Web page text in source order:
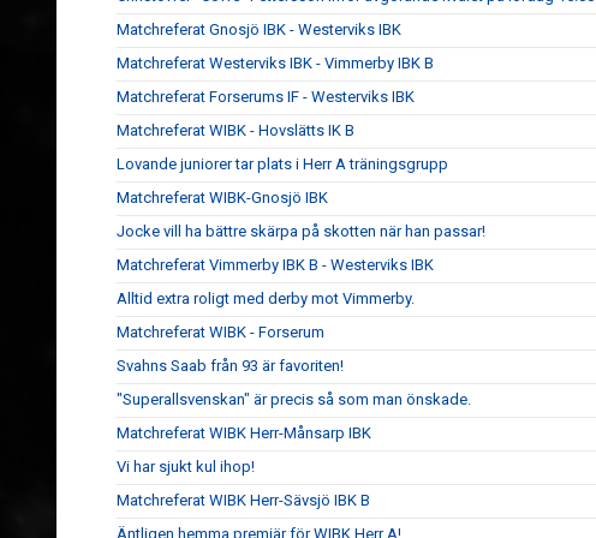
Matchreferat Gnosjö IBK - Westerviks IBK
Matchreferat Westerviks IBK - Vimmerby IBK B
Matchreferat Forserums IF - Westerviks IBK
Matchreferat WIBK - Hovslätts IK B
Lovande juniorer tar plats i Herr A träningsgrupp
Matchreferat WIBK-Gnosjö IBK
Jocke vill ha bättre skärpa på skotten när han passar!
Matchreferat Vimmerby IBK B - Westerviks IBK
Alltid extra roligt med derby mot Vimmerby.
Matchreferat WIBK - Forserum
Svahns Saab från 93 är favoriten!
"Superallsvenskan" är precis så som man önskade.
Matchreferat WIBK Herr-Månsarp IBK
Vi har sjukt kul ihop!
Matchreferat WIBK Herr-Sävsjö IBK B
Äntligen hemma premiär för WIBK Herr A!